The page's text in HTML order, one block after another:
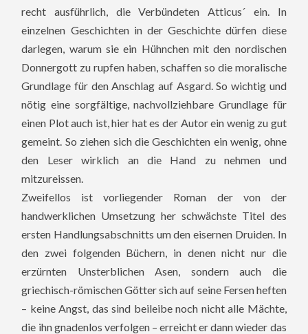
recht ausführlich, die Verbündeten Atticus´ ein. In
einzelnen Geschichten in der Geschichte dürfen diese
darlegen, warum sie ein Hühnchen mit den nordischen
Donnergott zu rupfen haben, schaffen so die moralische
Grundlage für den Anschlag auf Asgard. So wichtig und
nötig eine sorgfältige, nachvollziehbare Grundlage für
einen Plot auch ist, hier hat es der Autor ein wenig zu gut
gemeint. So ziehen sich die Geschichten ein wenig, ohne
den Leser wirklich an die Hand zu nehmen und
mitzureissen.
Zweifellos ist vorliegender Roman der von der
handwerklichen Umsetzung her schwächste Titel des
ersten Handlungsabschnitts um den eisernen Druiden. In
den zwei folgenden Büchern, in denen nicht nur die
erzürnten Unsterblichen Asen, sondern auch die
griechisch-römischen Götter sich auf seine Fersen heften
– keine Angst, das sind beileibe noch nicht alle Mächte,
die ihn gnadenlos verfolgen – erreicht er dann wieder das